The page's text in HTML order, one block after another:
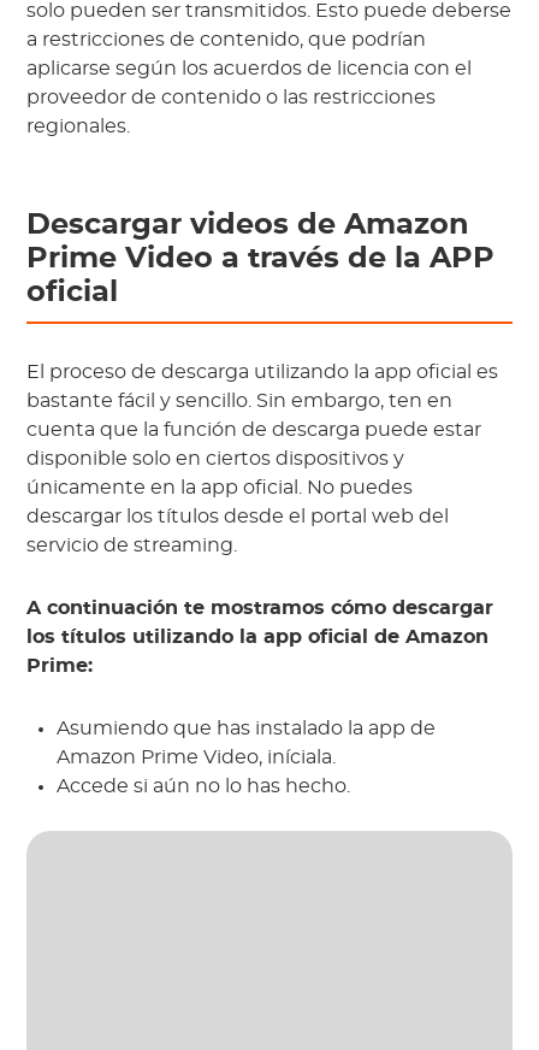
solo pueden ser transmitidos. Esto puede deberse
a restricciones de contenido, que podrían
aplicarse según los acuerdos de licencia con el
proveedor de contenido o las restricciones
regionales.
Descargar videos de Amazon
Prime Video a través de la APP
oficial
El proceso de descarga utilizando la app oficial es
bastante fácil y sencillo. Sin embargo, ten en
cuenta que la función de descarga puede estar
disponible solo en ciertos dispositivos y
únicamente en la app oficial. No puedes
descargar los títulos desde el portal web del
servicio de streaming.
A continuación te mostramos cómo descargar
los títulos utilizando la app oficial de Amazon
Prime:
Asumiendo que has instalado la app de
Amazon Prime Video, iníciala.
Accede si aún no lo has hecho.